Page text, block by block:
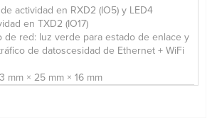
actividad en RXD2 (IO5) y LED4
en TXD2 (IO17)
de red: luz verde para estado de enlace y
de datoscesidad de Ethernet + WiFi
mm × 25 mm × 16 mm